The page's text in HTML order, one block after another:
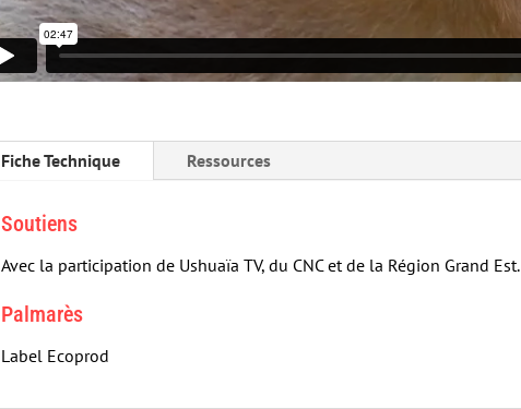
Fiche Technique Ressources
Soutiens
Avec la participation de Ushuaïa TV, du CNC et de la Région Grand Est.
Palmarès
Label Ecoprod